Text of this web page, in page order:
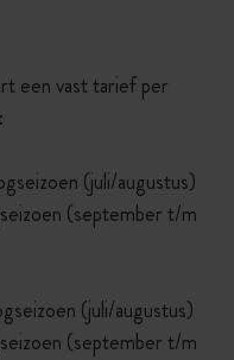
een vast tarief per
(juli/augustus)
(september t/m
(juli/augustus)
(september t/m